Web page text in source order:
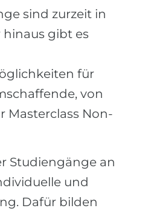
sind zurzeit in
gibt es
für
von
Masterclass Non-
Studiengänge an
und
Dafür bilden